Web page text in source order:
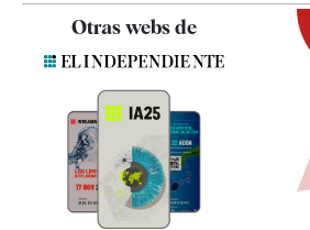
Quiénes somos
Especificaciones
Otras webs de